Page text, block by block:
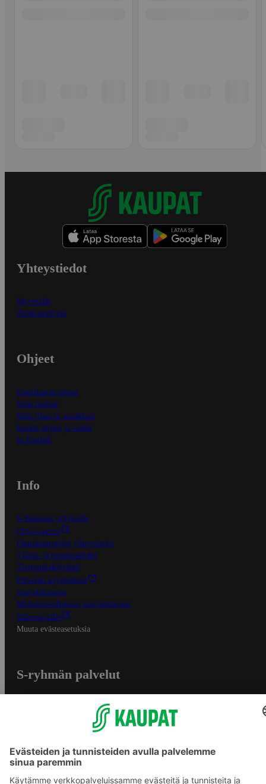
Yhteystiedot
Myymälät
Asiakaspalvelu
Ohjeet
Ensitilaajan ohjeet
Näin maksat
Näin tilaat ja muokkaat
Kaikki ohjeet ja vinkit
In English
Info
S-Business yrityksille
Oiva-raportit
Osuuskauppojen yhteystiedot
Tilaus- ja toimitusehdot
Tietosuojakäytäntö
Palvelun käyttöehdot
Saavutettavuus
Mobiilisovelluksen saavutettavuus
Mainostajalle
Muuta evästeasetuksia
S-ryhmän palvelut
Yhteishyvä Ruoka -sovellus
S-ostoslista -sovellus
Prisma.fi